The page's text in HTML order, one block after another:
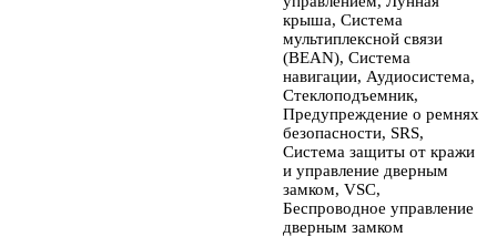
крыша, Система
мультиплексной связи
(BEAN), Система
навигации, Аудиосистема,
Стеклоподъемник,
Предупреждение о ремнях
безопасности, SRS,
Система защиты от кражи
и управление дверным
замком, VSC,
Беспроводное управление
дверным замком